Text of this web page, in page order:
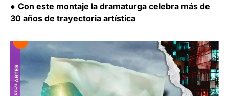
● Con este montaje la dramaturga celebra más de
30 años de trayectoria artística